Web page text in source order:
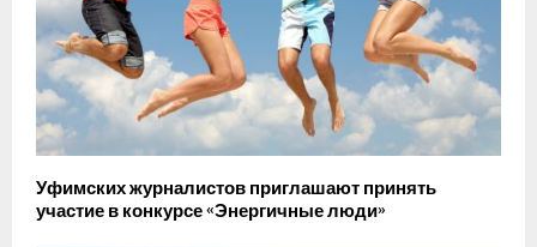
Уфимских журналистов приглашают принять
участие в конкурсе «Энергичные люди»